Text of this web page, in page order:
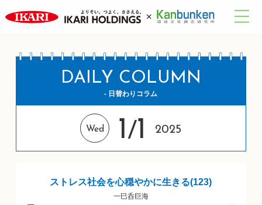
DAILY COLUMN
- 日替わりコラム
Wed 1/1 2025
ストレス社会を心穏やかに生きる(123)
一巳呑巨海